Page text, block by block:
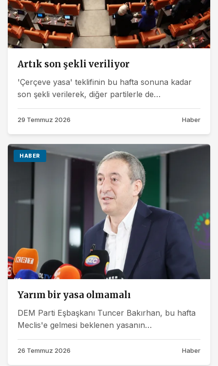
Artık son şekli veriliyor
'Çerçeve yasa' teklifinin bu hafta sonuna kadar
son şekli verilerek, diğer partilerle de
paylaşılması ve Meclis’e sunulması...
29 Temmuz 2026 Haber
HABER
Yarım bir yasa olmamalı
DEM Parti Eşbaşkanı Tuncer Bakırhan, bu hafta
Meclis'e gelmesi beklenen yasanın
küçümsenmemesi gerektiğini belirterek, önemli
bir...
26 Temmuz 2026 Haber